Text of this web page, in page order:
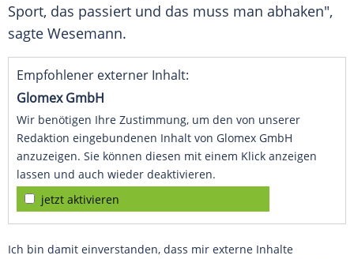
Sport, das passiert und das muss man abhaken",
sagte Wesemann.
Empfohlener externer Inhalt:
Glomex GmbH
Wir benötigen Ihre Zustimmung, um den von unserer
Redaktion eingebundenen Inhalt von Glomex GmbH
anzuzeigen. Sie können diesen mit einem Klick anzeigen
lassen und auch wieder deaktivieren.
jetzt aktivieren
Ich bin damit einverstanden, dass mir externe Inhalte